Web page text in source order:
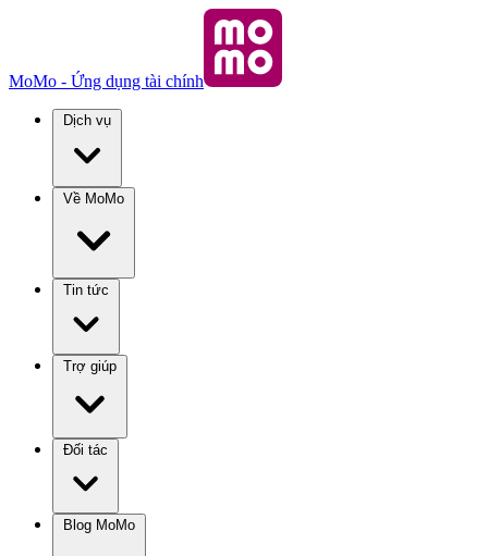
MoMo - Ứng dụng tài chính
Dịch vụ
Về MoMo
Tin tức
Trợ giúp
Đối tác
Blog MoMo